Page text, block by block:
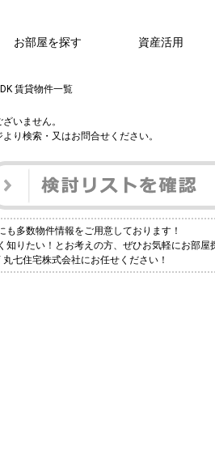
お部屋を探す 資産活用
賃貸物件一覧
いません。
り検索・又はお問合せください。
多数物件情報をご用意しております！
知りたい！とお考えの方、ぜひお気軽にお部屋
七住宅株式会社にお任せください！